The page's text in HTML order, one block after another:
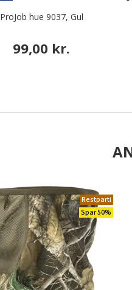
ProJob hue 9037, Gul
99,00 kr.
Restparti
Spar 50%